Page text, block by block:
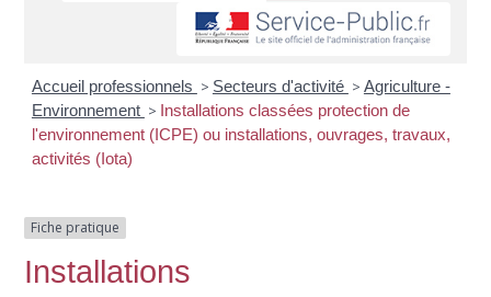
Accueil professionnels > Secteurs d'activité > Agriculture -
Environnement > Installations classées protection de
l'environnement (ICPE) ou installations, ouvrages, travaux,
activités (Iota)
Fiche pratique
Installations